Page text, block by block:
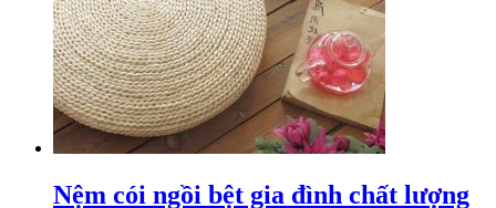
Nệm cói ngồi bệt gia đình chất lượng